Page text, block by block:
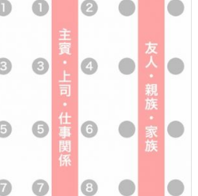
じです。